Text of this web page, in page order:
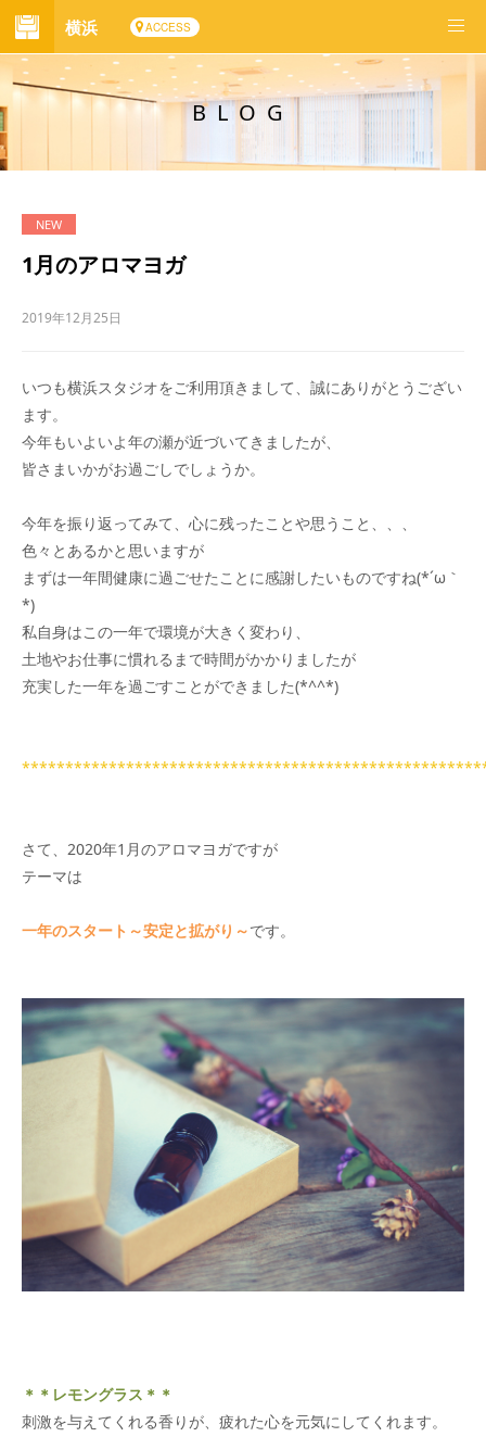
横浜 ACCESS
BLOG
1月のアロマヨガ
2019年12月25日
いつも横浜スタジオをご利用頂きまして、誠にありがとうござい
ます。
今年もいよいよ年の瀬が近づいてきましたが、
皆さまいかがお過ごしでしょうか。
今年を振り返ってみて、心に残ったことや思うこと、、、
色々とあるかと思いますが
まずは一年間健康に過ごせたことに感謝したいものですね(*´ω｀
*)
私自身はこの一年で環境が大きく変わり、
土地やお仕事に慣れるまで時間がかかりましたが
充実した一年を過ごすことができました(*^^*)
さて、2020年1月のアロマヨガですが
テーマは
一年のスタート～安定と拡がり～です。
＊＊レモングラス＊＊
刺激を与えてくれる香りが、疲れた心を元気にしてくれます。